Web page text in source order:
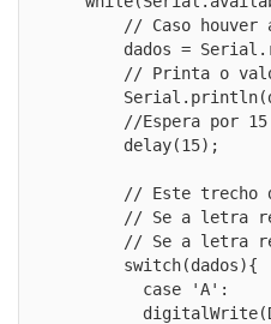
// Caso houver
dados =
// Printa o
//Espera por 15
        delay(15);
// Este trecho
// Se a letra
// Se a letra
        switch(dados){
          case 'A':